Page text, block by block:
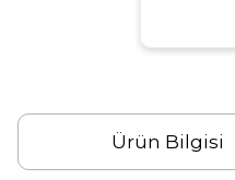
Ürün Bilgisi